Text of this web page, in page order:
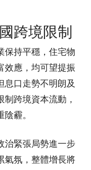
跨境限制
保持平穩，住宅物
效應，均可望提振
息口走勢不明朗及
跨境資本流動，
霾。
治緊張局勢進一步
氣氛，整體增長將